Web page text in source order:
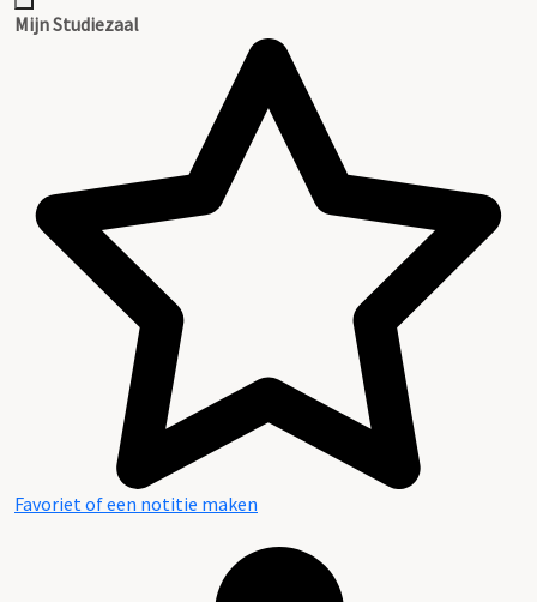
Mijn Studiezaal
Favoriet of een notitie maken